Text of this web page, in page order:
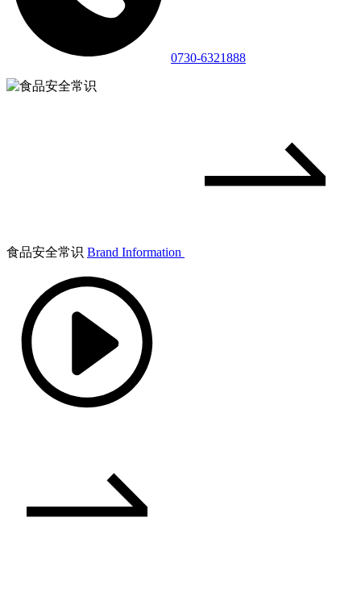
0730-6321888
食品安全常识 Brand Information